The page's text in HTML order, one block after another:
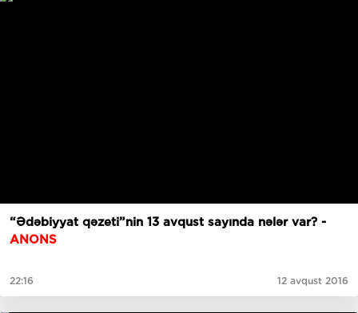
“Ədəbiyyat qəzeti”nin 13 avqust sayında nələr var? -
ANONS
22:16 12 avqust 2016